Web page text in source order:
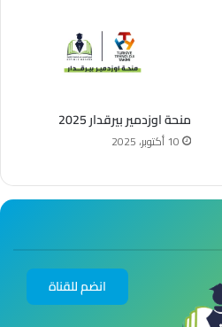
منحة اوزدمير بيرقدار 2025
10 أكتوبر، 2025
انضم للقناة